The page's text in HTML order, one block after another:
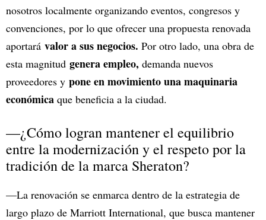
nosotros localmente organizando eventos, congresos y
convenciones, por lo que ofrecer una propuesta renovada
aportará valor a sus negocios. Por otro lado, una obra de
esta magnitud genera empleo, demanda nuevos
proveedores y pone en movimiento una maquinaria
económica que beneficia a la ciudad.
—¿Cómo logran mantener el equilibrio
entre la modernización y el respeto por la
tradición de la marca Sheraton?
—La renovación se enmarca dentro de la estrategia de
largo plazo de Marriott International, que busca mantener